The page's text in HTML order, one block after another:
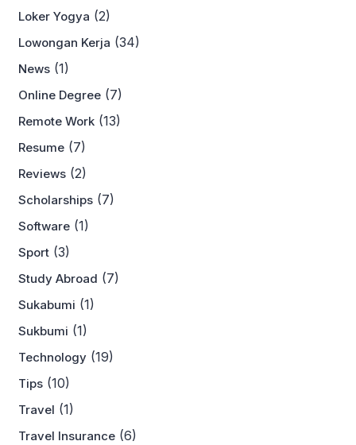
Loker Yogya (2)
Lowongan Kerja (34)
News (1)
Online Degree (7)
Remote Work (13)
Resume (7)
Reviews (2)
Scholarships (7)
Software (1)
Sport (3)
Study Abroad (7)
Sukabumi (1)
Sukbumi (1)
Technology (19)
Tips (10)
Travel (1)
Travel Insurance (6)